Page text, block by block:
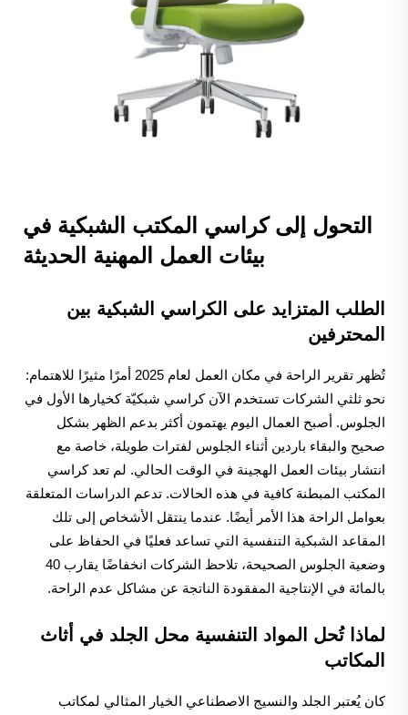
التحول إلى كراسي المكتب الشبكية في
بيئات العمل المهنية الحديثة
الطلب المتزايد على الكراسي الشبكية بين
المحترفين
تُظهر تقرير الراحة في مكان العمل لعام 2025 أمرًا مثيرًا للاهتمام:
نحو ثلثي الشركات تستخدم الآن كراسي شبكيّة كخيارها الأول في
الجلوس. أصبح العمال اليوم يهتمون أكثر بدعم الظهر بشكل
صحيح والبقاء باردين أثناء الجلوس لفترات طويلة، خاصة مع
انتشار بيئات العمل الهجينة في الوقت الحالي. لم تعد كراسي
المكتب المبطنة كافية في هذه الحالات. تدعم الدراسات المتعلقة
بعوامل الراحة هذا الأمر أيضًا. عندما ينتقل الأشخاص إلى تلك
المقاعد الشبكية التنفسية التي تساعد فعليًا في الحفاظ على
وضعية الجلوس الصحيحة، تلاحظ الشركات انخفاضًا يقارب 40
بالمائة في الإنتاجية المفقودة الناتجة عن مشاكل عدم الراحة.
لماذا تُحل المواد التنفسية محل الجلد في أثاث
المكاتب
كان يُعتبر الجلد والنسيج الاصطناعي الخيار المثالي لمكاتب